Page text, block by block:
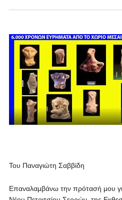
Του Παναγιώτη Σαββίδη
Επαναλαμβάνω την πρότασή μου